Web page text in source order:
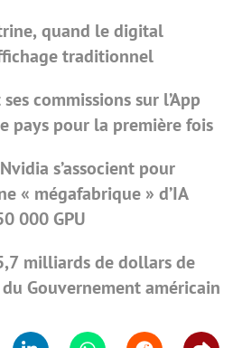
quand le digital
traditionnel
commissions sur l’App
pays pour la première fois
s’associent pour
« mégafabrique » d’IA
000 GPU
milliards de dollars de
Gouvernement américain